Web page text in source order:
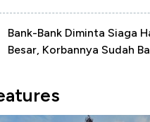
Bank-Bank Diminta Siaga
Besar, Korbannya Sudah